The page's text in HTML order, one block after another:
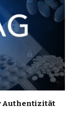
Authentizität